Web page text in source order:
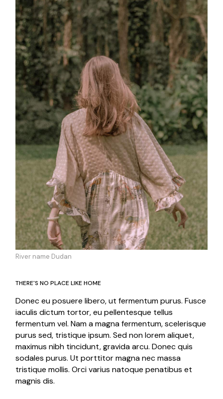
River name Dudan
THERE'S NO PLACE LIKE HOME
Donec eu posuere libero, ut fermentum purus. Fusce
iaculis dictum tortor, eu pellentesque tellus
fermentum vel. Nam a magna fermentum, scelerisque
purus sed, tristique ipsum. Sed non lorem aliquet,
maximus nibh tincidunt, gravida arcu. Donec quis
sodales purus. Ut porttitor magna nec massa
tristique mollis. Orci varius natoque penatibus et
magnis dis.